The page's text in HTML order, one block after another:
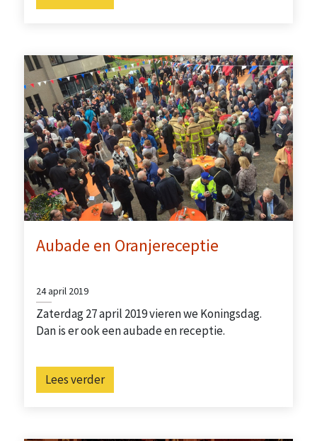
Aubade en Oranjereceptie
24 april 2019
Zaterdag 27 april 2019 vieren we Koningsdag.
Dan is er ook een aubade en receptie.
Lees verder